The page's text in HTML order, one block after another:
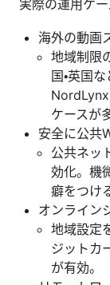
実際の運用ケ
海外の動画
地域制限
国・英国
ケースが
安全に公共
公共ネッ
効化。機
癖をつけ
オンライン
地域設定
ジットカ
が有効。